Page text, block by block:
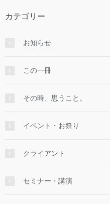
カテゴリー
お知らせ
この一冊
その時、思うこと。
イベント・お祭り
クライアント
セミナー・講演